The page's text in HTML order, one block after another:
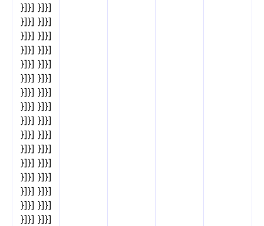
}]}] }]}]
}]}] }]}]
}]}] }]}]
}]}] }]}]
}]}] }]}]
}]}] }]}]
}]}] }]}]
}]}] }]}]
}]}] }]}]
}]}] }]}]
}]}] }]}]
}]}] }]}]
}]}] }]}]
}]}] }]}]
}]}] }]}]
}]}] }]}]